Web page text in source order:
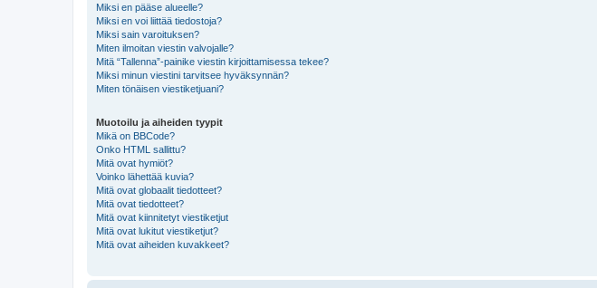
Miksi en pääse alueelle?
Miksi en voi liittää tiedostoja?
Miksi sain varoituksen?
Miten ilmoitan viestin valvojalle?
Mitä “Tallenna”-painike viestin kirjoittamisessa tekee?
Miksi minun viestini tarvitsee hyväksynnän?
Miten tönäisen viestiketjuani?
Muotoilu ja aiheiden tyypit
Mikä on BBCode?
Onko HTML sallittu?
Mitä ovat hymiöt?
Voinko lähettää kuvia?
Mitä ovat globaalit tiedotteet?
Mitä ovat tiedotteet?
Mitä ovat kiinnitetyt viestiketjut
Mitä ovat lukitut viestiketjut?
Mitä ovat aiheiden kuvakkeet?